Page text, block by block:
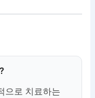
으로 치료하는